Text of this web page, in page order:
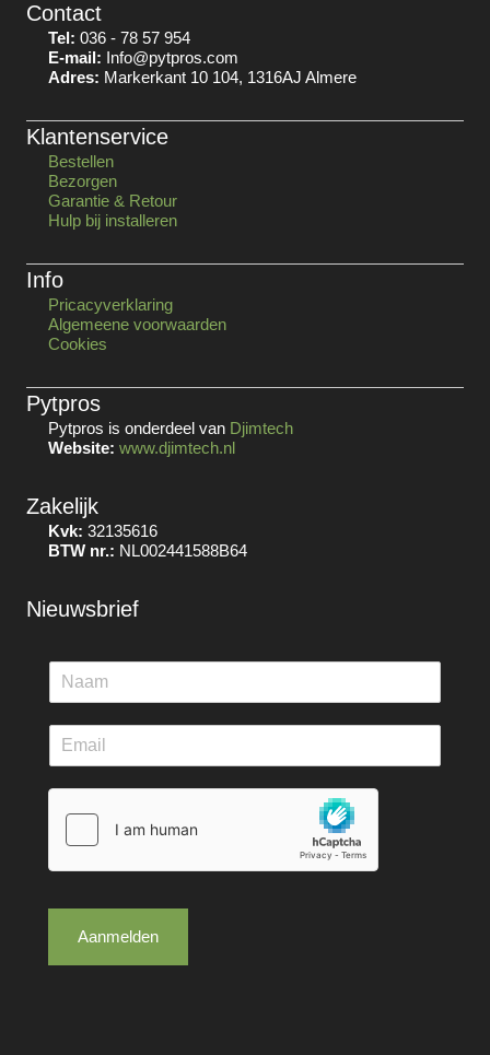
Contact
Tel: 036 - 78 57 954
E-mail: Info@pytpros.com
Adres: Markerkant 10 104, 1316AJ Almere
Klantenservice
Bestellen
Bezorgen
Garantie & Retour
Hulp bij installeren
Info
Pricacyverklaring
Algemeene voorwaarden
Cookies
Pytpros
Pytpros is onderdeel van Djimtech
Website: www.djimtech.nl
Zakelijk
Kvk: 32135616
BTW nr.: NL002441588B64
Nieuwsbrief
Aanmelden